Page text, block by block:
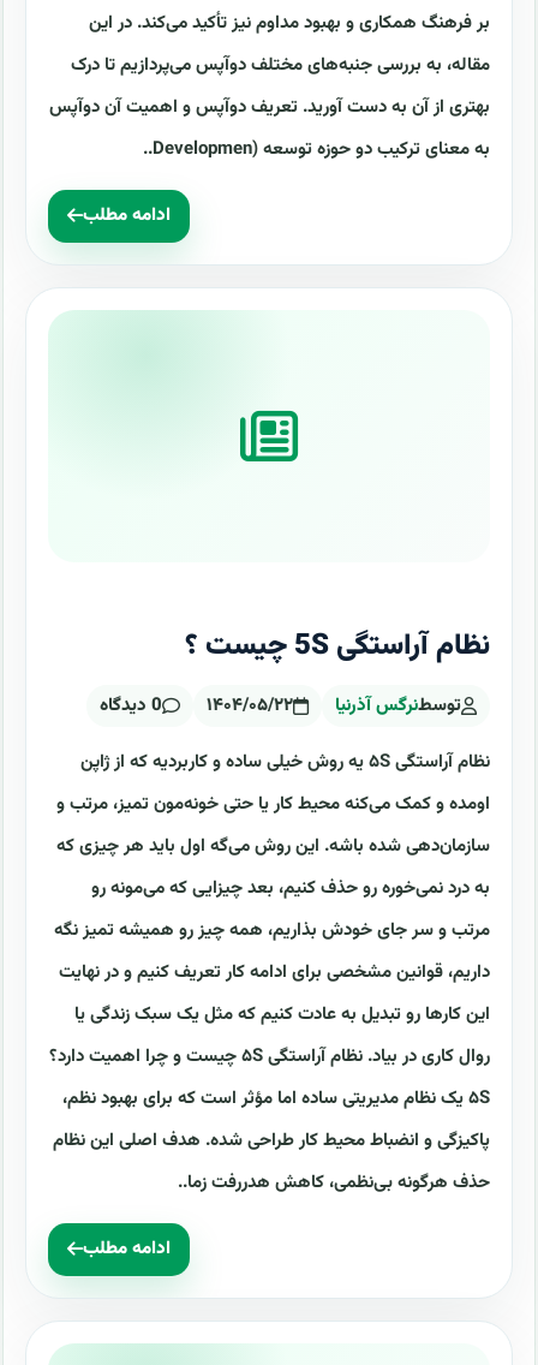
بر فرهنگ همکاری و بهبود مداوم نیز تأکید می‌کند. در این
مقاله، به بررسی جنبه‌های مختلف دوآپس می‌پردازیم تا درک
بهتری از آن به دست آورید. تعریف دوآپس و اهمیت آن دوآپس
به معنای ترکیب دو حوزه توسعه (Developmen..
ادامه مطلب
نظام آراستگی 5S چیست ؟
توسطنرگس آذرنیا ۱۴۰۴/۰۵/۲۲ 0 دیدگاه
نظام آراستگی ۵S یه روش خیلی ساده و کاربردیه که از ژاپن
اومده و کمک می‌کنه محیط کار یا حتی خونه‌مون تمیز، مرتب و
سازمان‌دهی شده باشه. این روش می‌گه اول باید هر چیزی که
به درد نمی‌خوره رو حذف کنیم، بعد چیزایی که می‌مونه رو
مرتب و سر جای خودش بذاریم، همه چیز رو همیشه تمیز نگه
داریم، قوانین مشخصی برای ادامه کار تعریف کنیم و در نهایت
این کارها رو تبدیل به عادت کنیم که مثل یک سبک زندگی یا
روال کاری در بیاد. نظام آراستگی ۵S چیست و چرا اهمیت دارد؟
۵S یک نظام مدیریتی ساده اما مؤثر است که برای بهبود نظم،
پاکیزگی و انضباط محیط کار طراحی شده. هدف اصلی این نظام
حذف هرگونه بی‌نظمی، کاهش هدررفت زما..
ادامه مطلب